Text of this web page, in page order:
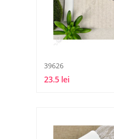
39626
23.5 lei